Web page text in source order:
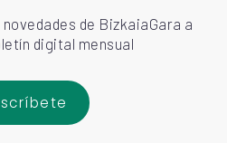
de BizkaiaGara a
digital mensual